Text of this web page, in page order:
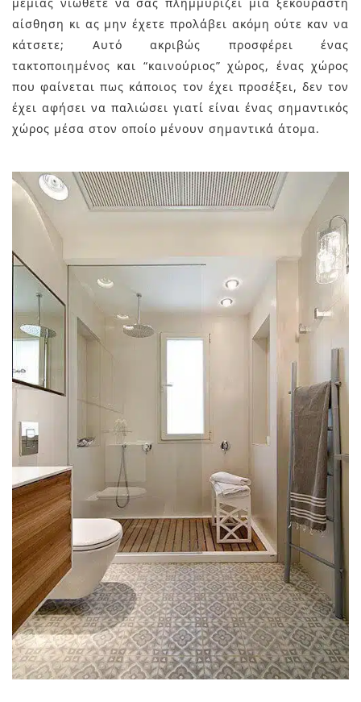
μεμιάς νιώθετε να σας πλημμυρίζει μια ξεκούραστη
αίσθηση κι ας μην έχετε προλάβει ακόμη ούτε καν να
κάτσετε; Αυτό ακριβώς προσφέρει ένας
τακτοποιημένος και “καινούριος” χώρος, ένας χώρος
που φαίνεται πως κάποιος τον έχει προσέξει, δεν τον
έχει αφήσει να παλιώσει γιατί είναι ένας σημαντικός
χώρος μέσα στον οποίο μένουν σημαντικά άτομα.